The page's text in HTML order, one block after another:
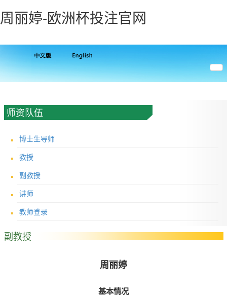
周丽婷-欧洲杯投注官网
师资队伍
博士生导师
教授
副教授
讲师
教师登录
副教授
周丽婷
基本情况